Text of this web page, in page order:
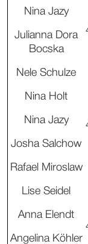
Nina Jazy
Julianna Dora
Bocska
Nele Schulze
Nina Holt
Nina Jazy
Josha Salchow
Rafael Miroslaw
Lise Seidel
Anna Elendt
Angelina Köhler